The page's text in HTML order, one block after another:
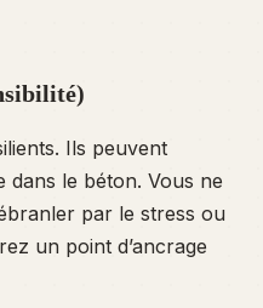
Ils peuvent
dans le béton. Vous ne
par le stress ou
un point d’ancrage